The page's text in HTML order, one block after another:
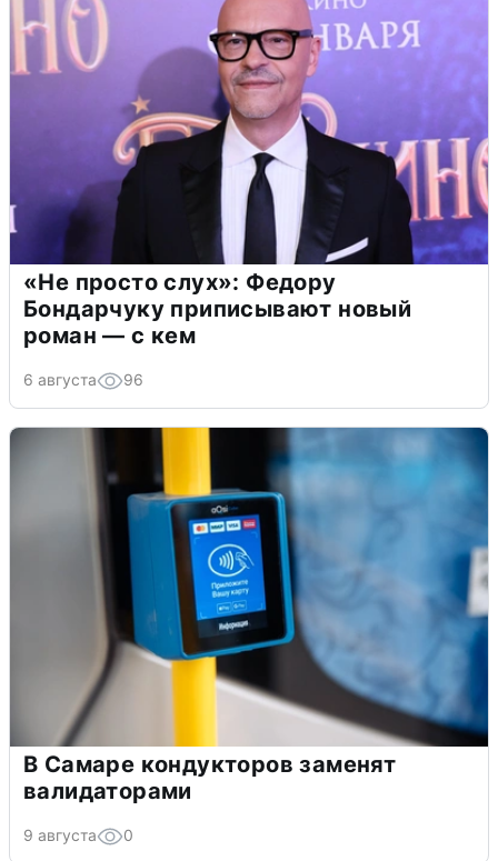
«Не просто слух»: Федору
Бондарчуку приписывают новый
роман — с кем
6 августа 96
В Самаре кондукторов заменят
валидаторами
9 августа 0